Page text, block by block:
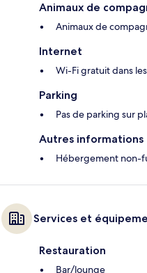
Animaux de
Animaux de
Internet
Wi-Fi gratuit dans
Parking
Pas de parking sur
Autres informations
Hébergement non-
Services et
Restauration
Bar/lounge